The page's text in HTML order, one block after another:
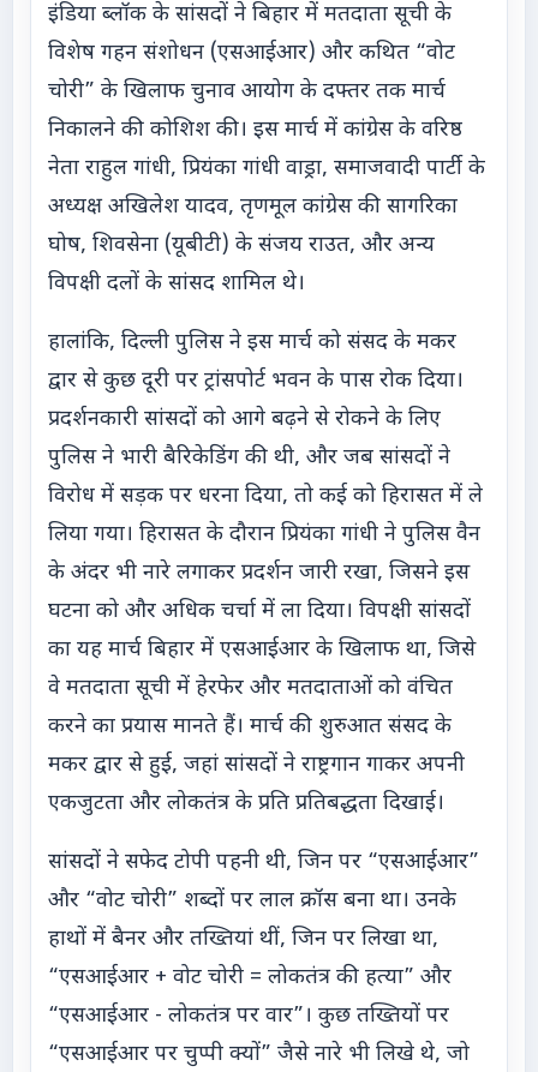
इंडिया ब्लॉक के सांसदों ने बिहार में मतदाता सूची के
विशेष गहन संशोधन (एसआईआर) और कथित “वोट
चोरी” के खिलाफ चुनाव आयोग के दफ्तर तक मार्च
निकालने की कोशिश की। इस मार्च में कांग्रेस के वरिष्ठ
नेता राहुल गांधी, प्रियंका गांधी वाड्रा, समाजवादी पार्टी के
अध्यक्ष अखिलेश यादव, तृणमूल कांग्रेस की सागरिका
घोष, शिवसेना (यूबीटी) के संजय राउत, और अन्य
विपक्षी दलों के सांसद शामिल थे।
हालांकि, दिल्ली पुलिस ने इस मार्च को संसद के मकर
द्वार से कुछ दूरी पर ट्रांसपोर्ट भवन के पास रोक दिया।
प्रदर्शनकारी सांसदों को आगे बढ़ने से रोकने के लिए
पुलिस ने भारी बैरिकेडिंग की थी, और जब सांसदों ने
विरोध में सड़क पर धरना दिया, तो कई को हिरासत में ले
लिया गया। हिरासत के दौरान प्रियंका गांधी ने पुलिस वैन
के अंदर भी नारे लगाकर प्रदर्शन जारी रखा, जिसने इस
घटना को और अधिक चर्चा में ला दिया। विपक्षी सांसदों
का यह मार्च बिहार में एसआईआर के खिलाफ था, जिसे
वे मतदाता सूची में हेरफेर और मतदाताओं को वंचित
करने का प्रयास मानते हैं। मार्च की शुरुआत संसद के
मकर द्वार से हुई, जहां सांसदों ने राष्ट्रगान गाकर अपनी
एकजुटता और लोकतंत्र के प्रति प्रतिबद्धता दिखाई।
सांसदों ने सफेद टोपी पहनी थी, जिन पर “एसआईआर”
और “वोट चोरी” शब्दों पर लाल क्रॉस बना था। उनके
हाथों में बैनर और तख्तियां थीं, जिन पर लिखा था,
“एसआईआर + वोट चोरी = लोकतंत्र की हत्या” और
“एसआईआर - लोकतंत्र पर वार”। कुछ तख्तियों पर
“एसआईआर पर चुप्पी क्यों” जैसे नारे भी लिखे थे, जो